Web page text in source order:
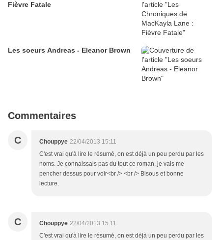
Fièvre Fatale
Les soeurs Andreas - Eleanor Brown
Commentaires
C Chouppye 22/04/2013 15:11
C'est vrai qu'à lire le résumé, on est déjà un peu perdu par les
noms. Je connaissais pas du tout ce roman, je vais me
pencher dessus pour voir<br /> <br /> Bisous et bonne
lecture.
C Chouppye 22/04/2013 15:11
C'est vrai qu'à lire le résumé, on est déjà un peu perdu par les